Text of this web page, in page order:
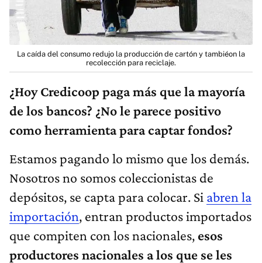
La caída del consumo redujo la producción de cartón y tambiéon la
recolección para reciclaje.
¿Hoy Credicoop paga más que la mayoría
de los bancos? ¿No le parece positivo
como herramienta para captar fondos?
Estamos pagando lo mismo que los demás.
Nosotros no somos coleccionistas de
depósitos, se capta para colocar. Si abren la
importación, entran productos importados
que compiten con los nacionales, esos
productores nacionales a los que se les